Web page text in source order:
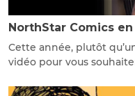
NorthStar Comics
Cette année, plutôt
vidéo pour vous